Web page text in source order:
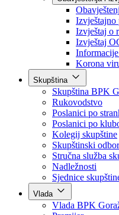
Javne nabavke
Dnevni izvještaj
Obavještenja i
Izvještajno
Izvještaj o
Izvještaj
Korona
Skupština
Skupština BPK
Rukovodstvo
Poslanici po
Poslanici po
Kolegij skupštine
Skupštinski
Stručna služba
Nadležnosti
Sjednice